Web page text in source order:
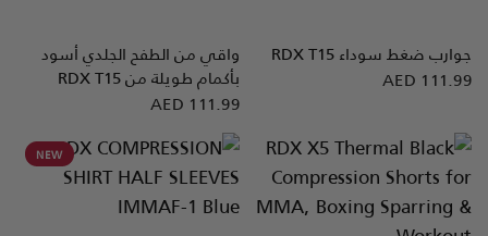
نظرة سريعة
جوارب ضغط سوداء RDXT15
AED 111.99
نظرة سريعة
واقي من الطفح الجلدي أسود
بأكمام طويلة من RDXT15
AED 111.99
NEW